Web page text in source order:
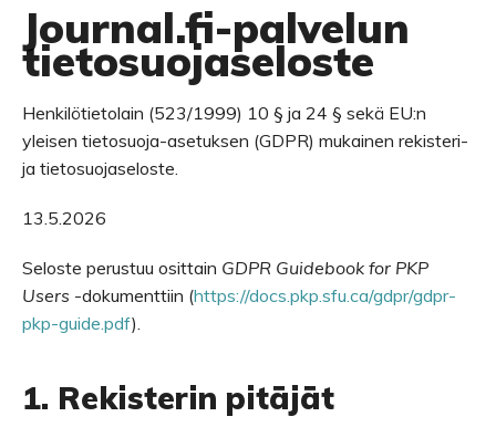
Journal.fi-palvelun
tietosuojaseloste
Henkilötietolain (523/1999) 10 § ja 24 § sekä EU:n
yleisen tietosuoja-asetuksen (GDPR) mukainen rekisteri-
ja tietosuojaseloste.
13.5.2026
Seloste perustuu osittain GDPR Guidebook for PKP
Users -dokumenttiin (https://docs.pkp.sfu.ca/gdpr/gdpr-
pkp-guide.pdf).
1. Rekisterin pitäjät